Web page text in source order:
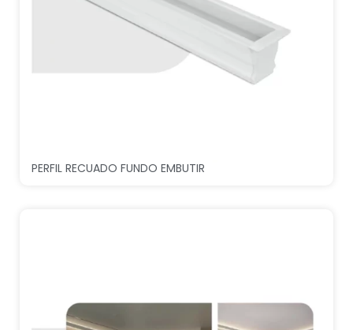
PERFIL RECUADO FUNDO EMBUTIR